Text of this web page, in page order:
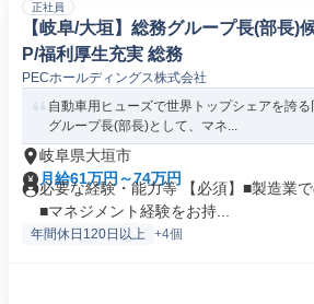
正社員
【岐阜/大垣】総務グループ長(部長
P/福利厚生充実 総務
PECホールディングス株式会社
自動車用ヒューズで世界トップシェアを誇
グループ長(部長)として、マネ...
岐阜県大垣市
月給61万円～74万円
必要な経験・能力等 【必須】■製造業
■マネジメント経験をお持...
年間休日120日以上 +4個